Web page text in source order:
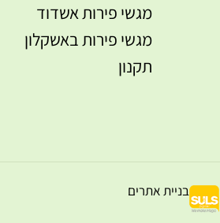
מגשי פירות אשדוד
מגשי פירות באשקלון
תקנון
בניית אתרים